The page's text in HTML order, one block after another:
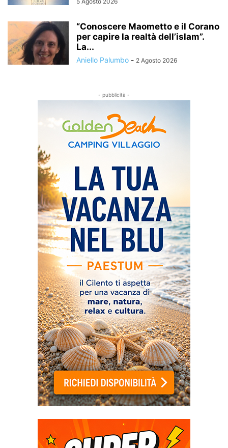
“Conoscere Maometto e il Corano
per capire la realtà dell’islam”.
La...
Aniello Palumbo - 2 Agosto 2026
- pubblicità -